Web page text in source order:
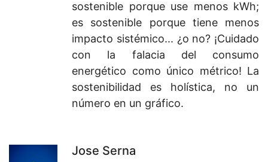
sostenible porque use menos kWh;
es sostenible porque tiene menos
impacto sistémico... ¿o no? ¡Cuidado
con la falacia del consumo
energético como único métrico! La
sostenibilidad es holística, no un
número en un gráfico.
Jose Serna